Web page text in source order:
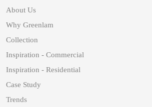
About Us
Why Greenlam
Collection
Inspiration - Commercial
Inspiration - Residential
Case Study
Trends